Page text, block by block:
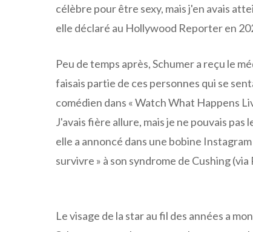
célèbre pour être sexy, mais j'en avais
elle déclaré au Hollywood Reporter en
Peu de temps après, Schumer a reçu le
faisais partie de ces personnes qui se
comédien dans « Watch What Happens
J'avais fière allure, mais je ne pouvais
elle a annoncé dans une bobine
survivre » à son syndrome de Cushing
Le visage de la star au fil des années a